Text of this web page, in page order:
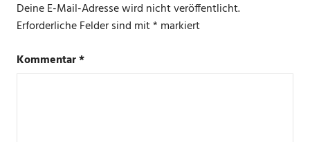
Deine E-Mail-Adresse wird nicht veröffentlicht.
Erforderliche Felder sind mit* markiert
Kommentar*